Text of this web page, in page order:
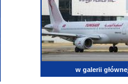
w galerii